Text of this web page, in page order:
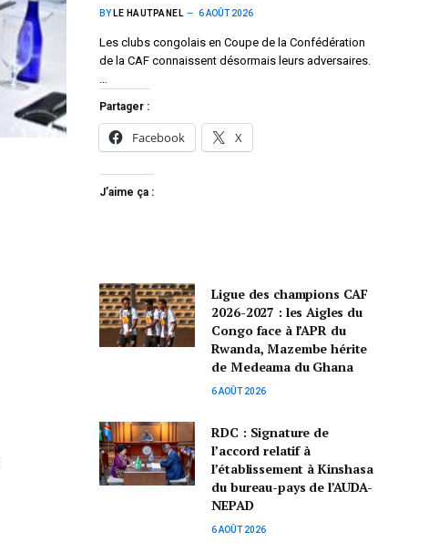
BY LE HAUTPANEL 6 AOÛT 2026
Les clubs congolais en Coupe de la Confédération
de la CAF connaissent désormais leurs adversaires.
…
Partager :
Facebook X
J’aime ça :
Ligue des champions CAF
2026-2027 : les Aigles du
Congo face à l’APR du
Rwanda, Mazembe hérite
de Medeama du Ghana
6 AOÛT 2026
RDC : Signature de
l’accord relatif à
l’établissement à Kinshasa
du bureau-pays de l’AUDA-
NEPAD
6 AOÛT 2026